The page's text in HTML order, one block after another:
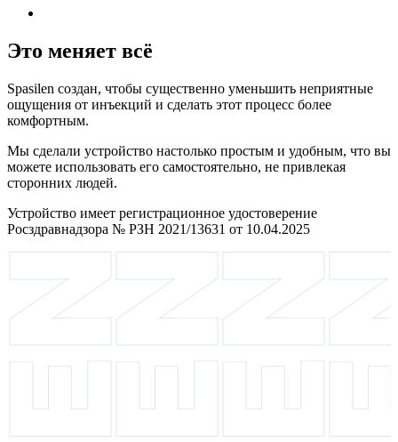
Это меняет всё
Spasilen создан, чтобы существенно уменьшить неприятные
ощущения от инъекций и сделать этот процесс более
комфортным.
Мы сделали устройство настолько простым и удобным, что вы
можете использовать его самостоятельно, не привлекая
сторонних людей.
Устройство имеет регистрационное удостоверение
Росздравнадзора № РЗН 2021/13631 от 10.04.2025